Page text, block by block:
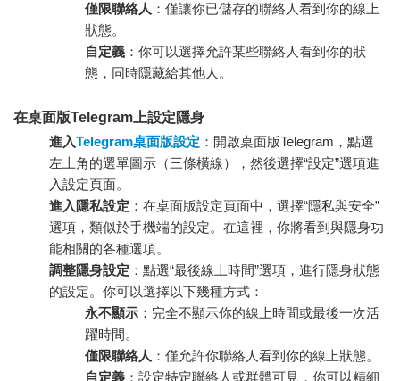
僅限聯絡人 ：僅讓你已儲存的聯絡人看到你的線上
狀態。
自定義 ：你可以選擇允許某些聯絡人看到你的狀
態，同時隱藏給其他人。
在桌面版Telegram上設定隱身
進入Telegram桌面版設定 ：開啟桌面版Telegram，點選
左上角的選單圖示（三條橫線），然後選擇“設定”選項進
入設定頁面。
進入隱私設定 ：在桌面版設定頁面中，選擇“隱私與安全”
選項，類似於手機端的設定。在這裡，你將看到與隱身功
能相關的各種選項。
調整隱身設定 ：點選“最後線上時間”選項，進行隱身狀態
的設定。你可以選擇以下幾種方式：
永不顯示 ：完全不顯示你的線上時間或最後一次活
躍時間。
僅限聯絡人 ：僅允許你聯絡人看到你的線上狀態。
自定義 ：設定特定聯絡人或群體可見，你可以精細